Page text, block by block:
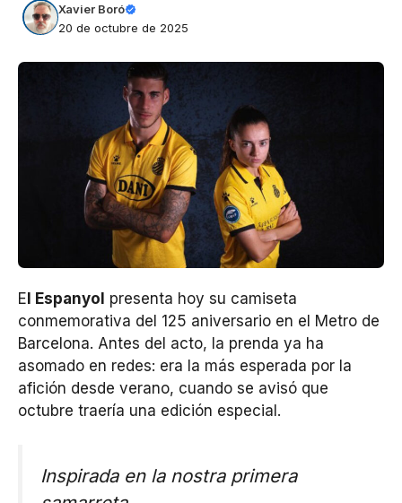
Xavier Boró
20 de octubre de 2025
El Espanyol presenta hoy su camiseta
conmemorativa del 125 aniversario en el Metro de
Barcelona. Antes del acto, la prenda ya ha
asomado en redes: era la más esperada por la
afición desde verano, cuando se avisó que
octubre traería una edición especial.
Inspirada en la nostra primera